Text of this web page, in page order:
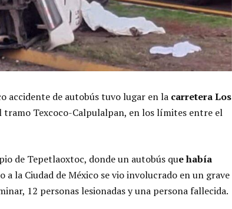
accidente de autobús tuvo lugar en la carretera Los
tramo Texcoco-Calpulalpan, en los límites entre el
de Tepetlaoxtoc, donde un autobús que había
a la Ciudad de México se vio involucrado en un grave
12 personas lesionadas y una persona fallecida.